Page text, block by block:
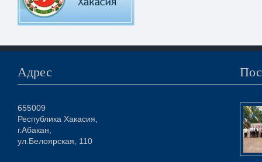
Адрес
655009
Республика Хакасия,
г.Абакан,
ул.Белоярская, 110